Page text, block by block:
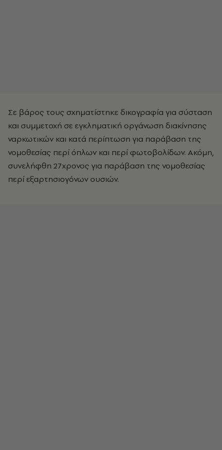
Σε βάρος τους σχηματίστηκε δικογραφία για σύσταση
και συμμετοχή σε εγκληματική οργάνωση διακίνησης
ναρκωτικών και κατά περίπτωση για παράβαση της
νομοθεσίας περί όπλων και περί φωτοβολίδων. Ακόμη,
συνελήφθη 27χρονος για παράβαση της νομοθεσίας
περί εξαρτησιογόνων ουσιών.